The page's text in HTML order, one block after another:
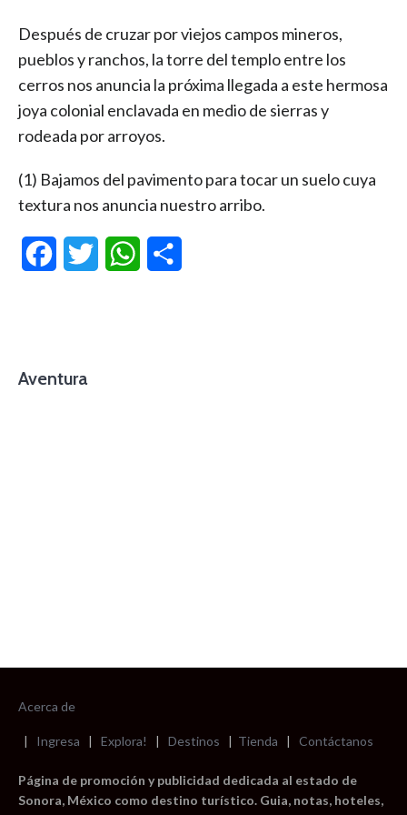
Después de cruzar por viejos campos mineros,
pueblos y ranchos, la torre del templo entre los
cerros nos anuncia la próxima llegada a este hermosa
joya colonial enclavada en medio de sierras y
rodeada por arroyos.
(1) Bajamos del pavimento para tocar un suelo cuya
textura nos anuncia nuestro arribo.
FacebookTwitter WhatsApp
Aventura
Acerca de
| Ingresa | Explora! | Destinos | Tienda | Contáctanos
Página de promoción y publicidad dedicada al estado de
Sonora, México como destino turístico. Guia, notas, hoteles,